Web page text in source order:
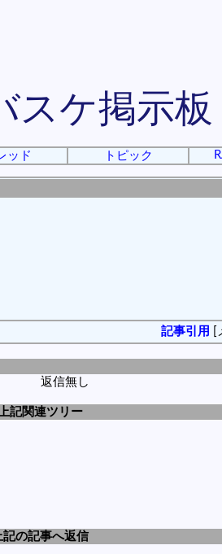
スケ掲示板
ッド トピック
記事引用 [
返信無し
記関連ツリー
記の記事へ返信